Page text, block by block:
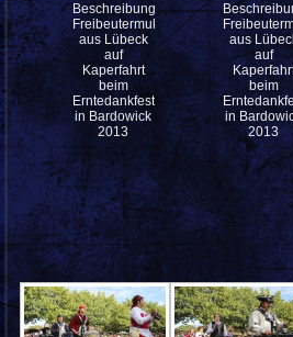
Beschreibung:
Freibeutermukke
aus Lübeck
auf
Kaperfahrt
beim
Erntedankfest
in Bardowick
2013
aus
auf
beim
in
2013